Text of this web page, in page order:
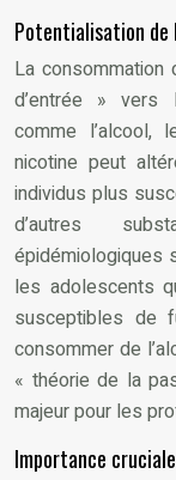
Potentialisation de
La
d’entrée » vers
comme l’alcool,
nicotine peut
individus plus
d’autres
épidémiologiques
les adolescents
susceptibles de
consommer de
« théorie de la
majeur pour les
Importance